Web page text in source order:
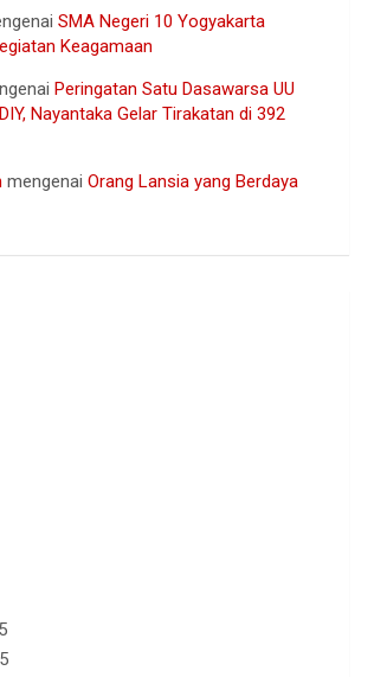
SMA Negeri 10 Yogyakarta
Keagamaan
Peringatan Satu Dasawarsa UU
Nayantaka Gelar Tirakatan di 392
mengenaiOrang Lansia yang Berdaya